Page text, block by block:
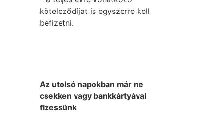
köteleződíjat is egyszerre kell
befizetni.
Az utolsó napokban már ne
csekken vagy bankkártyával
fizessünk